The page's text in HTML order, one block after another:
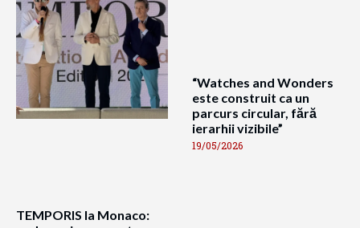
TEMPORIS la Monaco:
“Watches and Wonders
este construit ca un
parcurs circular, fără
ierarhii vizibile”
19/05/2026